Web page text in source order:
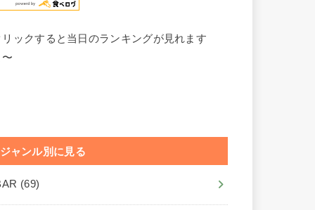
リックすると当日のランキングが見れます
ジャンル別に見る
(69)